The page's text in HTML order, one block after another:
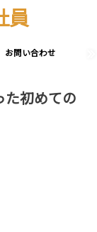
員
お問い合わせ
た初めての